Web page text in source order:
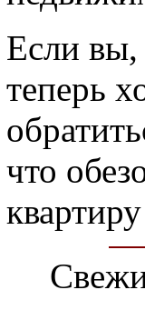
Если вы,
теперь
что